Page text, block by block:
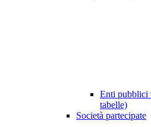
Enti pubblici
tabelle)
Società partecipate